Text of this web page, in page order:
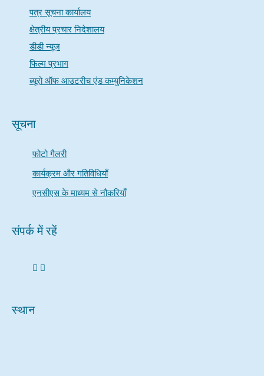
पत्र सूचना कार्यालय
क्षेत्रीय प्रचार निदेशालय
डीडी न्यूज
फिल्म प्रभाग
ब्यूरो ऑफ आउटरीच एंड कम्युनिकेशन
सूचना
फोटो गैलरी
कार्यक्रम और गतिविधियाँ
एनसीएस के माध्यम से नौकरियाँ
संपर्क में रहें
स्थान